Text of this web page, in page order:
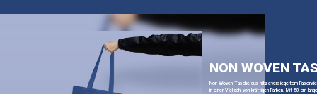
NON WOVEN
Non-Woven-Tasche aus hitzeversiegeltem
in einer Vielzahl von kräftigen Farben. Mit 50 cm